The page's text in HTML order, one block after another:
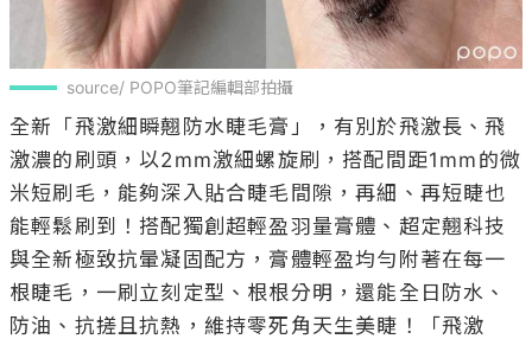
source/ POPO筆記編輯部拍攝
全新「飛激細瞬翹防水睫毛膏」，有別於飛激長、飛
激濃的刷頭，以2mm激細螺旋刷，搭配間距1mm的微
米短刷毛，能夠深入貼合睫毛間隙，再細、再短睫也
能輕鬆刷到！搭配獨創超輕盈羽量膏體、超定翹科技
與全新極致抗暈凝固配方，膏體輕盈均勻附著在每一
根睫毛，一刷立刻定型、根根分明，還能全日防水、
防油、抗搓且抗熱，維持零死角天生美睫！「飛激